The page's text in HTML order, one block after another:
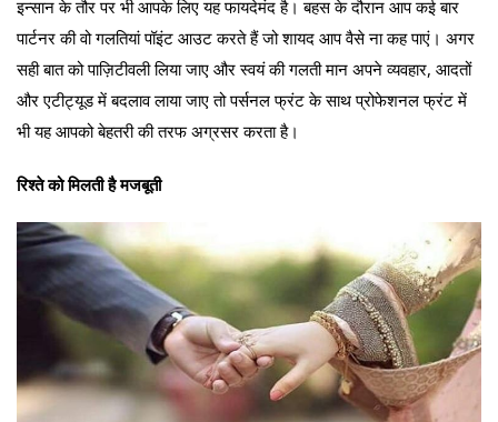
इन्सान के तौर पर भी आपके लिए यह फायदेमंद है। बहस के दौरान आप कई बार
पार्टनर की वो गलतियां पॉइंट आउट करते हैं जो शायद आप वैसे ना कह पाएं। अगर
सही बात को पाज़िटीवली लिया जाए और स्वयं की गलती मान अपने व्यवहार, आदतों
और एटीट्यूड में बदलाव लाया जाए तो पर्सनल फ्रंट के साथ प्रोफेशनल फ्रंट में
भी यह आपको बेहतरी की तरफ अग्रसर करता है।
रिश्ते को मिलती है मजबूती